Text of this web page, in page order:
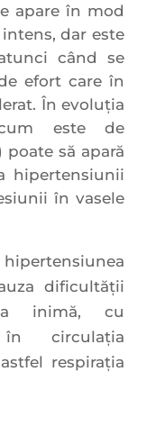
apare în mod
dar este
când se
efort care în
În evoluţia
este de
poate să apară
hipertensiunii
în vasele
dificultăţii
inimă, cu
în circulaţia
respiraţia